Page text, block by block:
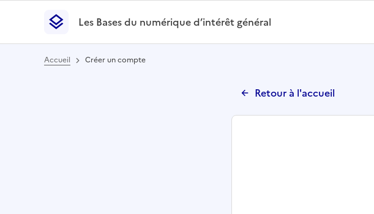
Les Bases du numérique d’intérêt général- Retour à la page d'accueil
Les Bases du numérique d’intérêt général
Accueil Créer un compte
Retour à l'accueil